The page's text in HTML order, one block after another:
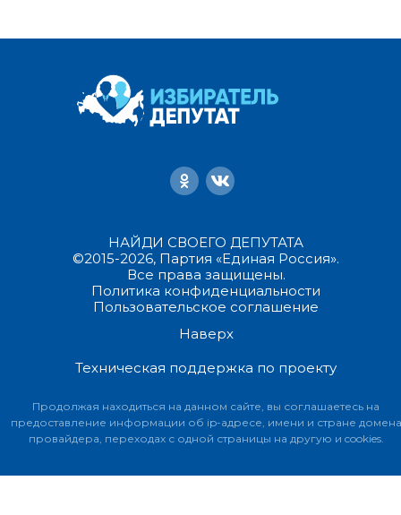
НАЙДИ СВОЕГО ДЕПУТАТА
©2015-2026, Партия «Единая Россия».
Все права защищены.
Политика конфиденциальности
Пользовательское соглашение
Наверх
Техническая поддержка по проекту
Продолжая находиться на данном сайте, вы соглашаетесь на
предоставление информации об ip-адресе, имени и стране домена
провайдера, переходах с одной страницы на другую и cookies.